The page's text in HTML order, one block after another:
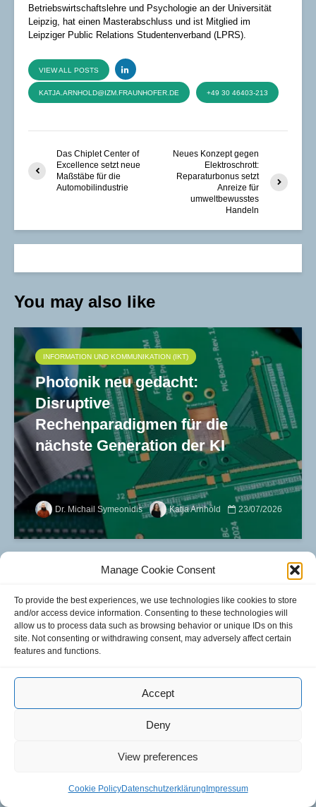
Manage Cookie Consent
To provide the best experiences, we use technologies like cookies to store
and/or access device information. Consenting to these technologies will
allow us to process data such as browsing behavior or unique IDs on this
site. Not consenting or withdrawing consent, may adversely affect certain
features and functions.
Accept
Deny
View preferences
Cookie PolicyDatenschutzerklärung Impressum
Betriebswirtschaftslehre und Psychologie an der Universität
Leipzig, hat einen Masterabschluss und ist Mitglied im
Leipziger Public Relations Studentenverband (LPRS).
VIEW ALL POSTS
KATJA.ARNHOLD@IZM.FRAUNHOFER.DE +49 30 46403-213
Das Chiplet Center of
Excellence setzt neue
Maßstäbe für die
Automobilindustrie
Neues Konzept gegen
Elektroschrott:
Reparaturbonus setzt
Anreize für
umweltbewusstes
Handeln
You may also like
INFORMATION UND KOMMUNIKATION (IKT)
Photonik neu gedacht:
Disruptive
Rechenparadigmen für die
nächste Generation der KI
Dr. Michail Symeonidis Katja Arnhold 23/07/2026
Vom Prisma zum
Glasinterposer: UNESCO-
Gedenkjahr zu Joseph von